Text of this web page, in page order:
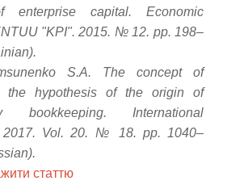
enterprise capital. Economic
"KPI". 2015. № 12. pp. 198–
S.A. The concept of
the hypothesis of the origin of
bookkeeping. International
2017. Vol. 20. № 18. pp. 1040–
статтю